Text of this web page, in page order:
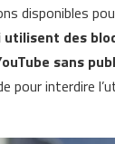
disponibles
utilisent des
sans
interdire